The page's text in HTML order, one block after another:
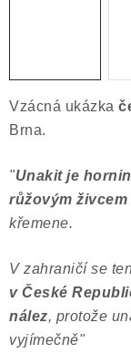
Ochrana osobních
Formulář pro
Formulář pro
Vzácná ukázka
Brna.
"Unakit je
růžovým živcem
křemene.
V zahraničí se
v České
nález, protože
vyjímečně"